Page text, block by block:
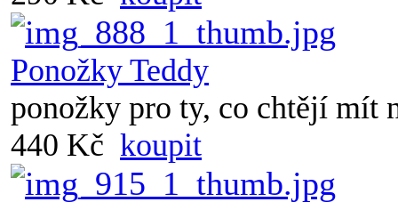
Ponožky Teddy
ponožky pro ty, co chtějí mít
440 Kč koupit